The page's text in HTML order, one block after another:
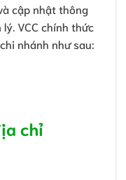
cập nhật thông
VCC chính thức
nhánh như sau:
chỉ